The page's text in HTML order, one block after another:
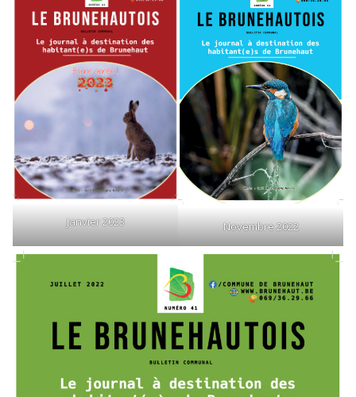
Janvier 2023 Novembre 2022